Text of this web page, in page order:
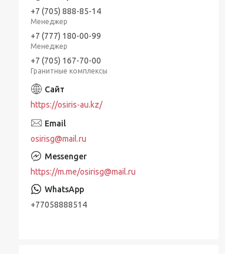
+7 (705) 888-85-14
Менеджер
+7 (777) 180-00-99
Менеджер
+7 (705) 167-70-00
Гранитные комплексы
https://osiris-au.kz/
osirisg@mail.ru
https://m.me/osirisg@mail.ru
+77058888514